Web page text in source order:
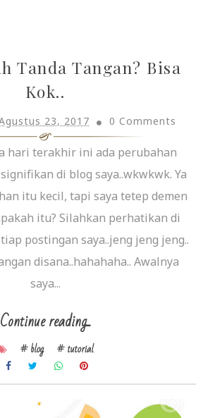
Tanda Tangan? Bisa
Kok..
23, 2017 0 Comments
hari terakhir ini ada perubahan
di blog saya..wkwkwk. Ya
itu kecil, tapi saya tetep demen
itu? Silahkan perhatikan di
postingan saya..jeng jeng jeng..
disana..hahahaha.. Awalnya
saya...
Continue reading...
# blog # tutorial